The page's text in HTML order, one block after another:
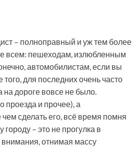
– полноправный и уж тем более
всем: пешеходам, излюбленным
автомобилистам, если вы
для последних очень часто
на дороге вовсе не было.
проезда и прочее), а
сделать его, всё время помня
– это не прогулка в
внимания, отнимая массу